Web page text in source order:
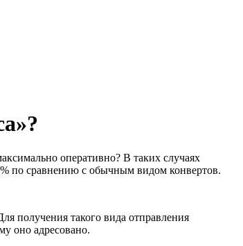
оперативно? В таких случаях
по сравнению с обычным видом конвертов.
получения такого вида отправления
оно адресовано.